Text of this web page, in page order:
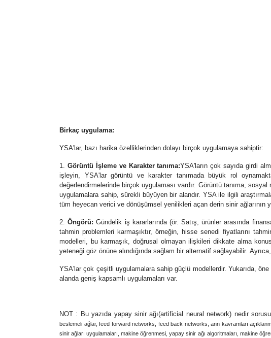
Birkaç uygulama:
YSA'lar, bazı harika özelliklerinden dolayı birçok uygulamaya sahiptir:
1. Görüntü İşleme ve Karakter tanıma:YSA'ların çok sayıda girdi
işleyin, YSA'lar görüntü ve karakter tanımada büyük rol
değerlendirmelerinde birçok uygulaması vardır. Görüntü tanıma,
uygulamalara sahip, sürekli büyüyen bir alandır. YSA ile ilgili
tüm heyecan verici ve dönüşümsel yenilikleri açan derin sinir ağlarının
2.Öngörü: Gündelik iş kararlarında (ör. Satış, ürünler arasında
tahmin problemleri karmaşıktır, örneğin, hisse senedi fiyatlarını
modelleri, bu karmaşık, doğrusal olmayan ilişkileri dikkate alma
yeteneği göz önüne alındığında sağlam bir alternatif sağlayabilir.
YSA'lar çok çeşitli uygulamalara sahip güçlü modellerdir. Yukarıda,
alanda geniş kapsamlı uygulamaları var.
NOT : Bu yazıda yapay sinir ağı(artificial neural network) nedir
beslemeli ağlar, feed forward networks, feed back networks, ann kavramları
sinir ağları uygulamaları, makine öğrenmesi, yapay sinir ağı algoritmaları, makine